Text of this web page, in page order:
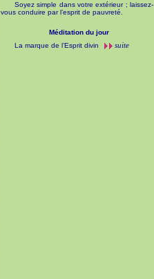
Soyez simple dans votre extérieur ; laissez-
vous conduire par l’esprit de pauvreté.
Méditation du jour
La marque de l’Esprit divin
suite